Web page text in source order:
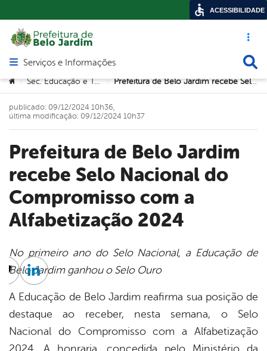
Acesso
Abrir menu principal de navegação
Serviços e Informações
Você está aqui:
> Sec. Educação e Tecnologia > Prefeitura de Belo Jardim recebe Selo Nacional do Compromisso com a Alfabetização 2024
Prefeitura de Belo Jardim
recebe Selo Nacional do
Compromisso com a
Alfabetização 2024
publicado: 09/12/2024 10h36,
última modificação: 09/12/2024 10h37
No primeiro ano do Selo Nacional, a Educação de
Belo Jardim ganhou o Selo Ouro
A Educação de Belo Jardim reafirma sua posição de
destaque ao receber, nesta semana, o Selo
Nacional do Compromisso com a Alfabetização
TwitterLinkedin
ACESSIBILIDADE